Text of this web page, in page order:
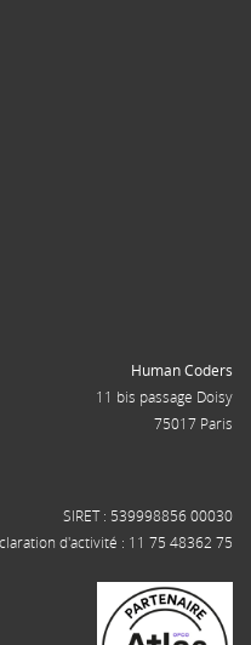
Human Coders
11 bis passage Doisy
75017 Paris
SIRET : 539998856 00030
d'activité : 11 75 48362 75